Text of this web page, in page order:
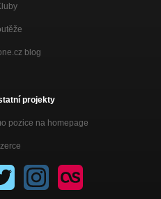
blog
projekty
pozice na homepage